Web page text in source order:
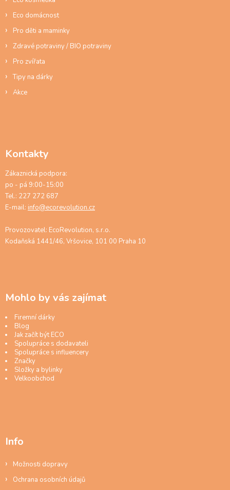
Eco domácnost
Pro děti a maminky
Zdravé potraviny / BIO potraviny
Pro zvířata
Tipy na dárky
Akce
Kontakty
Zákaznická podpora:
po - pá 9:00-15:00
Tel.: 227 272 687
E-mail: info@ecorevolution.cz
Provozovatel: EcoRevolution, s.r.o.
Kodaňská 1441/46, Vršovice, 101 00 Praha 10
Mohlo by vás zajímat
Firemní dárky
Blog
Jak začít být ECO
Spolupráce s dodavateli
Spolupráce s influencery
Značky
Složky a bylinky
Velkoobchod
Info
Možnosti dopravy
Ochrana osobních údajů